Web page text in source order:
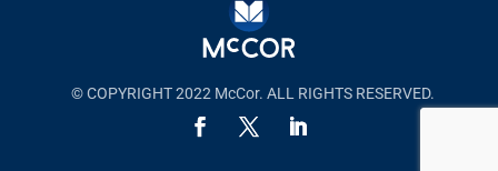
© COPYRIGHT 2022 McCor. ALL RIGHTS RESERVED.